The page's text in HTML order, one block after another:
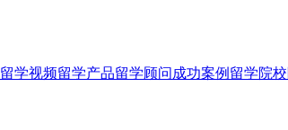
留学视频留学产品留学顾问 成功案例 留学院校